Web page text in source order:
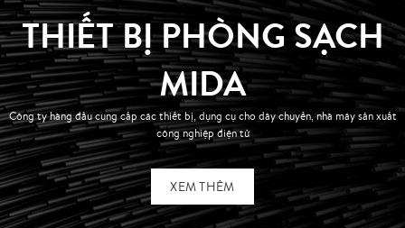
THIẾT BỊ PHÒNG SẠCH
MIDA
Công ty hàng đầu cung cấp các thiết bị, dụng cụ cho dây chuyền, nhà máy sản xuất
công nghiệp điện tử
XEM THÊM